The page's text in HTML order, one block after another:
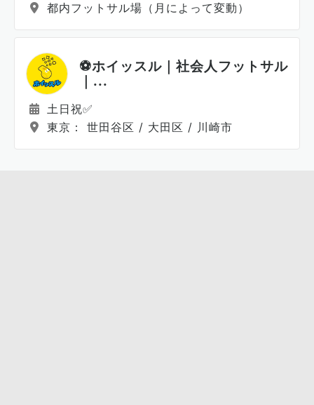
都内フットサル場（月によって変動）
⚽️ホイッスル｜社会人フットサル
｜...
土日祝✅
東京： 世田谷区 / 大田区 / 川崎市